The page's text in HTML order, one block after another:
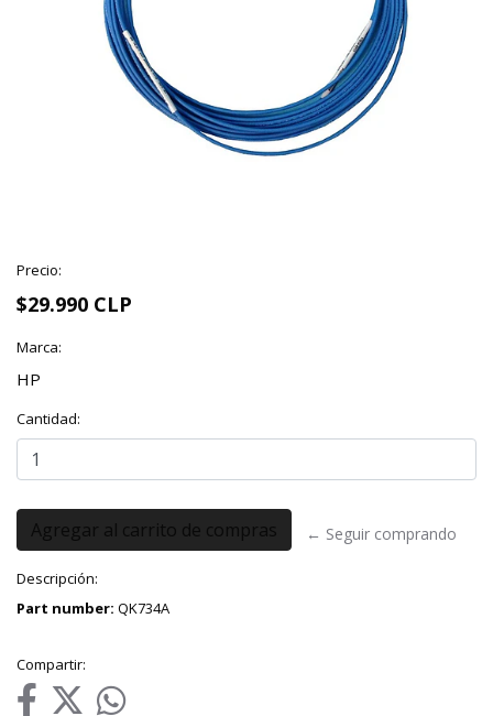
Precio:
$29.990 CLP
Marca:
HP
Cantidad:
← Seguir comprando
Descripción:
Part number: QK734A
Compartir: